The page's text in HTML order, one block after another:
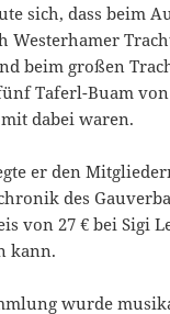
sich, dass beim
Westerhamer
beim großen
Taferl-Buam
dabei waren.
er den
des
von 27 € bei Sigi
kann.
wurde